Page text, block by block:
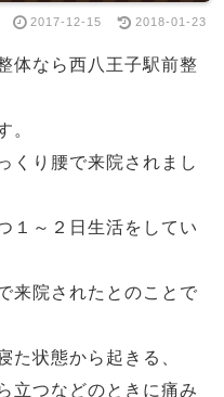
2017-12-15 2018-01-23
体なら西八王子駅前整
。
くり腰で来院されまし
１～２日生活をしてい
来院されたとのことで
た状態から起きる、
立つなどのときに痛み